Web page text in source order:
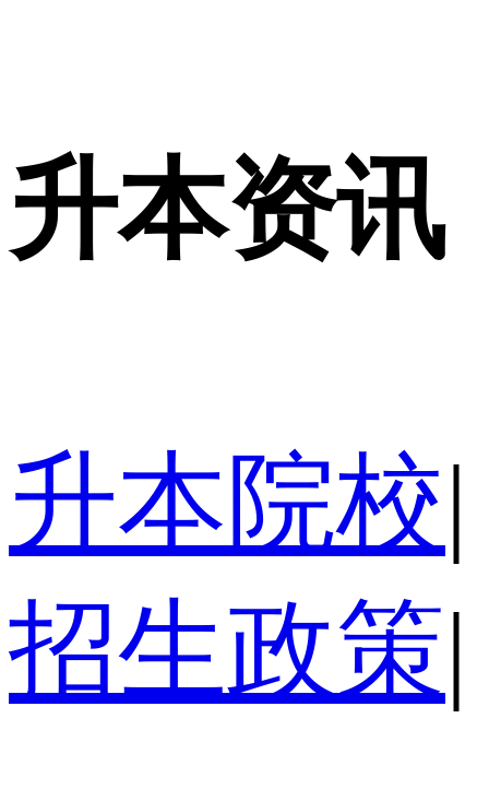
升本资讯
升本院校|
招生政策|